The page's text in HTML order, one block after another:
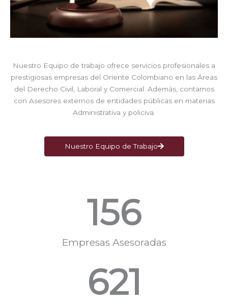
Nuestro Equipo de trabajo ofrece servicios profesionales a
prestigiosas empresas del Oriente Colombiano en las Áreas
del Derecho Civil, Laboral y Comercial. Además, contamos
con Asesores externos de entidades públicas en materias
Administrativa y policiva.
Nuestro Equipo de Trabajo
Empresas Asesoradas
156
621